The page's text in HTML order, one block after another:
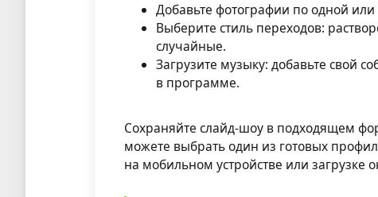
Добавьте фотографии по одной
Выберите стиль переходов:
случайные.
Загрузите музыку: добавьте свой
в программе.
Сохраняйте слайд-шоу в подходящем
можете выбрать один из готовых
на мобильном устройстве или загрузке